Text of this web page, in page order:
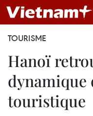
TOURISME
Hanoï
dynamique
touristique